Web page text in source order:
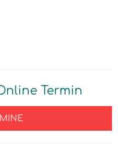
Termin